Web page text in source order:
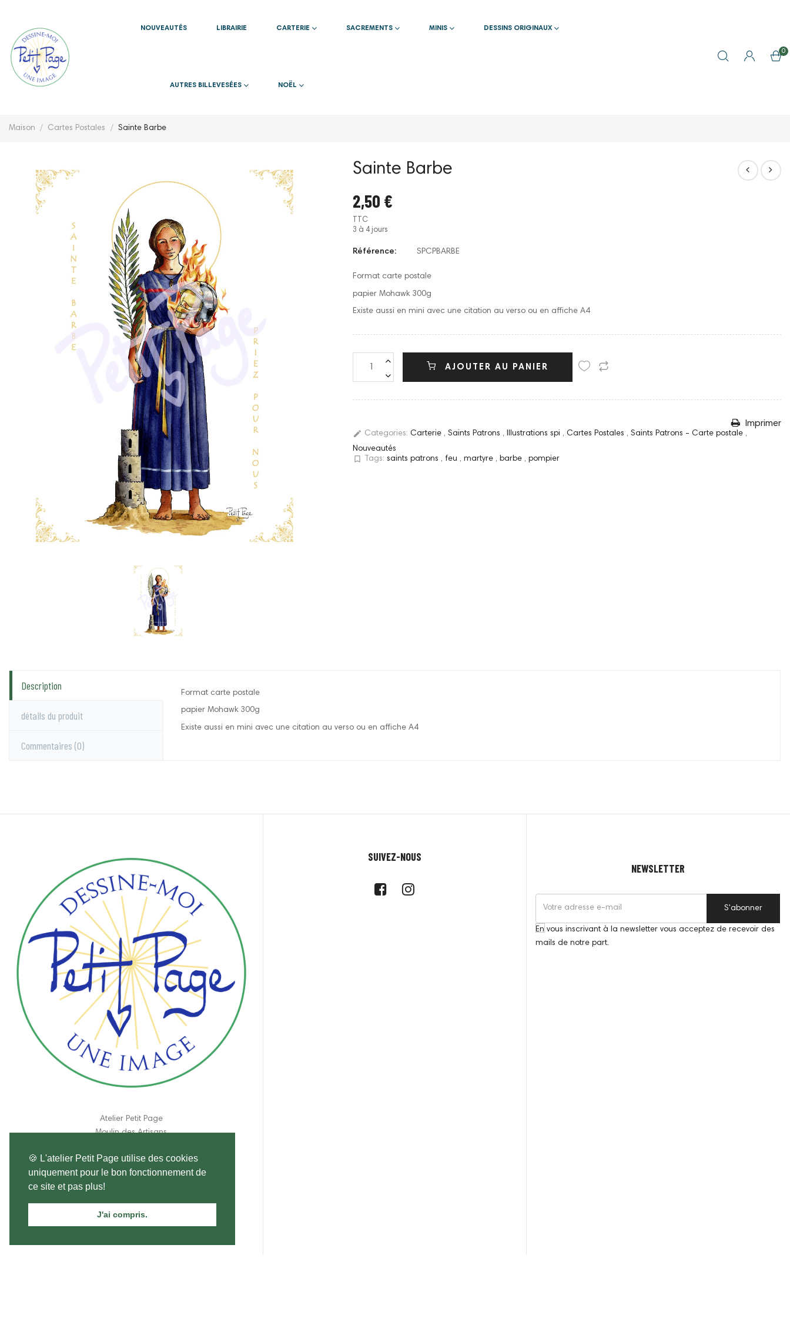
🍪 L'atelier Petit Page utilise des cookies
uniquement pour le bon fonctionnement de
ce site et pas plus!
J'ai compris.
NOUVEAUTÉS LIBRAIRIE CARTERIE SACREMENTS MINIS DESSINS ORIGINAUX
AUTRES BILLEVESÉES NOËL
0
Maison Cartes Postales Sainte Barbe
Sainte Barbe
2,50 €
TTC
3 à 4 jours
Référence: SPCPBARBE
Format carte postale
papier Mohawk 300g
Existe aussi en mini avec une citation au verso ou en affiche A4
AJOUTER AU PANIER
Imprimer
edit Categories: Carterie , Saints Patrons , Illustrations spi , Cartes Postales , Saints Patrons - Carte postale ,
Nouveautés
bookmark_border Tags: saints patrons , feu , martyre , barbe , pompier
Description
détails du produit
Commentaires (0)
Format carte postale
papier Mohawk 300g
Existe aussi en mini avec une citation au verso ou en affiche A4
Atelier Petit Page
Moulin des Artisans
37460 Genillé
France
atelier.petitpage@gmail.com
SUIVEZ-NOUS
NEWSLETTER
S'abonner
En vous inscrivant à la newsletter vous acceptez de recevoir des
mails de notre part.